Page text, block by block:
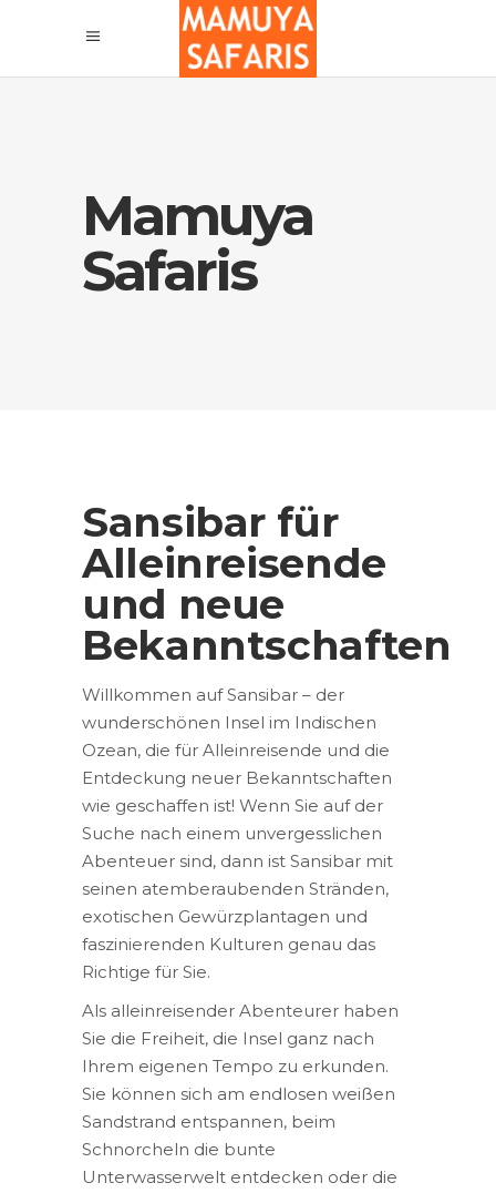
Mamuya
Safaris
Sansibar für
Alleinreisende
und neue
Bekanntschaften
Willkommen auf Sansibar – der
wunderschönen Insel im Indischen
Ozean, die für Alleinreisende und die
Entdeckung neuer Bekanntschaften
wie geschaffen ist! Wenn Sie auf der
Suche nach einem unvergesslichen
Abenteuer sind, dann ist Sansibar mit
seinen atemberaubenden Stränden,
exotischen Gewürzplantagen und
faszinierenden Kulturen genau das
Richtige für Sie.
Als alleinreisender Abenteurer haben
Sie die Freiheit, die Insel ganz nach
Ihrem eigenen Tempo zu erkunden.
Sie können sich am endlosen weißen
Sandstrand entspannen, beim
Schnorcheln die bunte
Unterwasserwelt entdecken oder die